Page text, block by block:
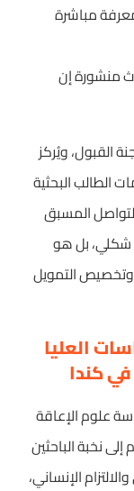
مباشرة
منشورة إن
القبول، ويُركز
الطالب البحثية
المسبق
شكلي، بل هو
التمويل
العليا
كندا
علوم الإعاقة
نخبة الباحثين
الإنساني،